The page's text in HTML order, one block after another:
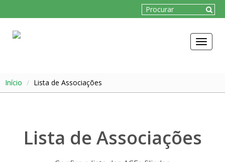
Toggle
Início Lista de Associações
Lista de Associações